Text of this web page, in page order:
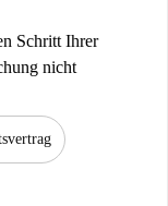
Schritt Ihrer
nicht